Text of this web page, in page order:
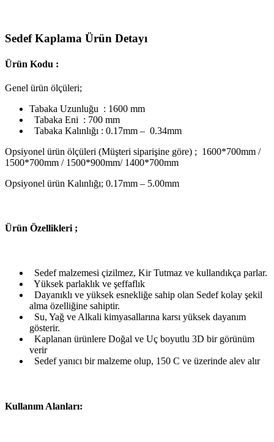
Sedef Kaplama Ürün Detayı
Ürün Kodu :
Genel ürün ölçüleri;
Tabaka Uzunluğu : 1600 mm
Tabaka Eni : 700 mm
Tabaka Kalınlığı : 0.17mm – 0.34mm
Opsiyonel ürün ölçüleri (Müşteri siparişine göre) ; 1600*700mm /
1500*700mm / 1500*900mm/ 1400*700mm
Opsiyonel ürün Kalınlığı; 0.17mm – 5.00mm
Ürün Özellikleri ;
Sedef malzemesi çizilmez, Kir Tutmaz ve kullandıkça parlar.
Yüksek parlaklık ve şeffaflık
Dayanıklı ve yüksek esnekliğe sahip olan Sedef kolay şekil
alma özelliğine sahiptir.
Su, Yağ ve Alkali kimyasallarına karsı yüksek dayanım
gösterir.
Kaplanan ürünlere Doğal ve Uç boyutlu 3D bir görünüm
verir
Sedef yanıcı bir malzeme olup, 150 C ve üzerinde alev alır
Kullanım Alanları: